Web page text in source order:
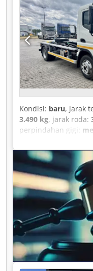
Kondisi: baru, jarak
3.490 kg, jarak roda:
perpindahan gigi:
Tachograph,
bawaan, kontrol